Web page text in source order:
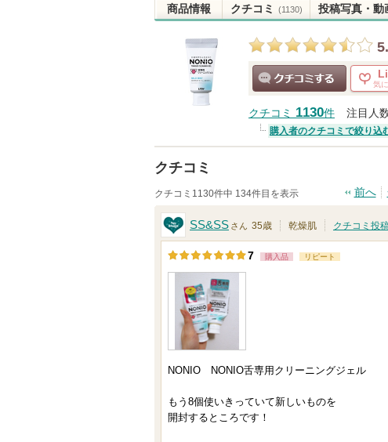
商品情報 クチコミ (1130) 投稿写真・動
気
クチコミ 1130件 注目人
購入者のクチコミで絞り込
クチコミ
クチコミ1130件中 134件目を表示 前へ
SS&SS さん 35歳 乾燥肌 クチコミ投
7 購入品 リピート
NONIO NONIO舌専用クリーニングジェル
もう8個使いきっていて新しいものを
開封するところです！